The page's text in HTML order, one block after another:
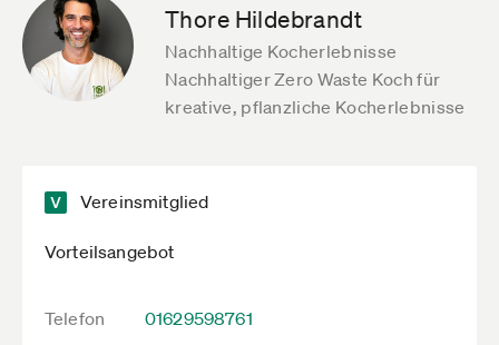
Thore Hildebrandt
Nachhaltige Kocherlebnisse
Nachhaltiger Zero Waste Koch für
kreative, pflanzliche Kocherlebnisse
Vereinsmitglied
Vorteilsangebot
Telefon
01629598761